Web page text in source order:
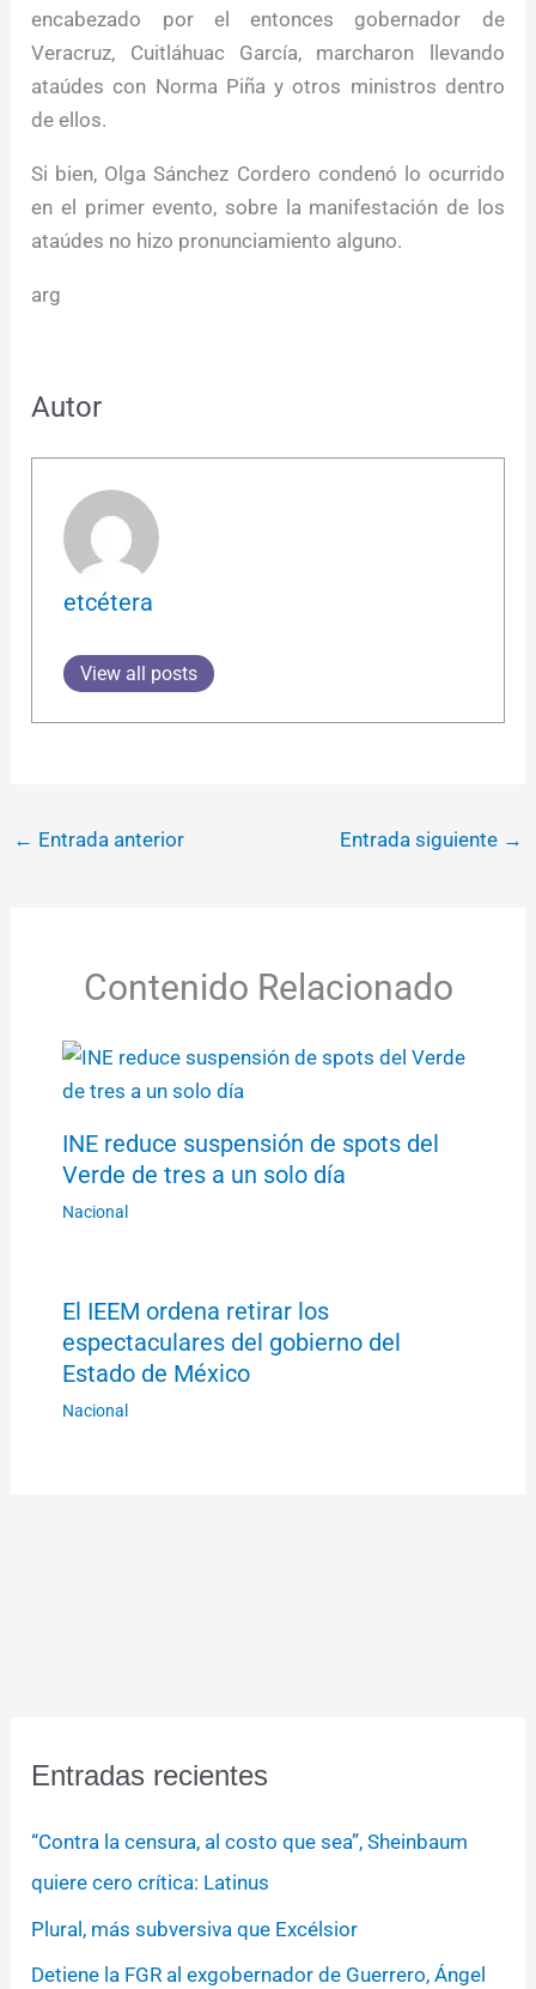
encabezado por el entonces gobernador de
Veracruz, Cuitláhuac García, marcharon llevando
ataúdes con Norma Piña y otros ministros dentro
de ellos.
Si bien, Olga Sánchez Cordero condenó lo ocurrido
en el primer evento, sobre la manifestación de los
ataúdes no hizo pronunciamiento alguno.
arg
Autor
etcétera
View all posts
← Entrada anterior Entrada siguiente →
Contenido Relacionado
INE reduce suspensión de spots del
Verde de tres a un solo día
Nacional
El IEEM ordena retirar los
espectaculares del gobierno del
Estado de México
Nacional
Entradas recientes
“Contra la censura, al costo que sea”, Sheinbaum
quiere cero crítica: Latinus
Plural, más subversiva que Excélsior
Detiene la FGR al exgobernador de Guerrero, Ángel